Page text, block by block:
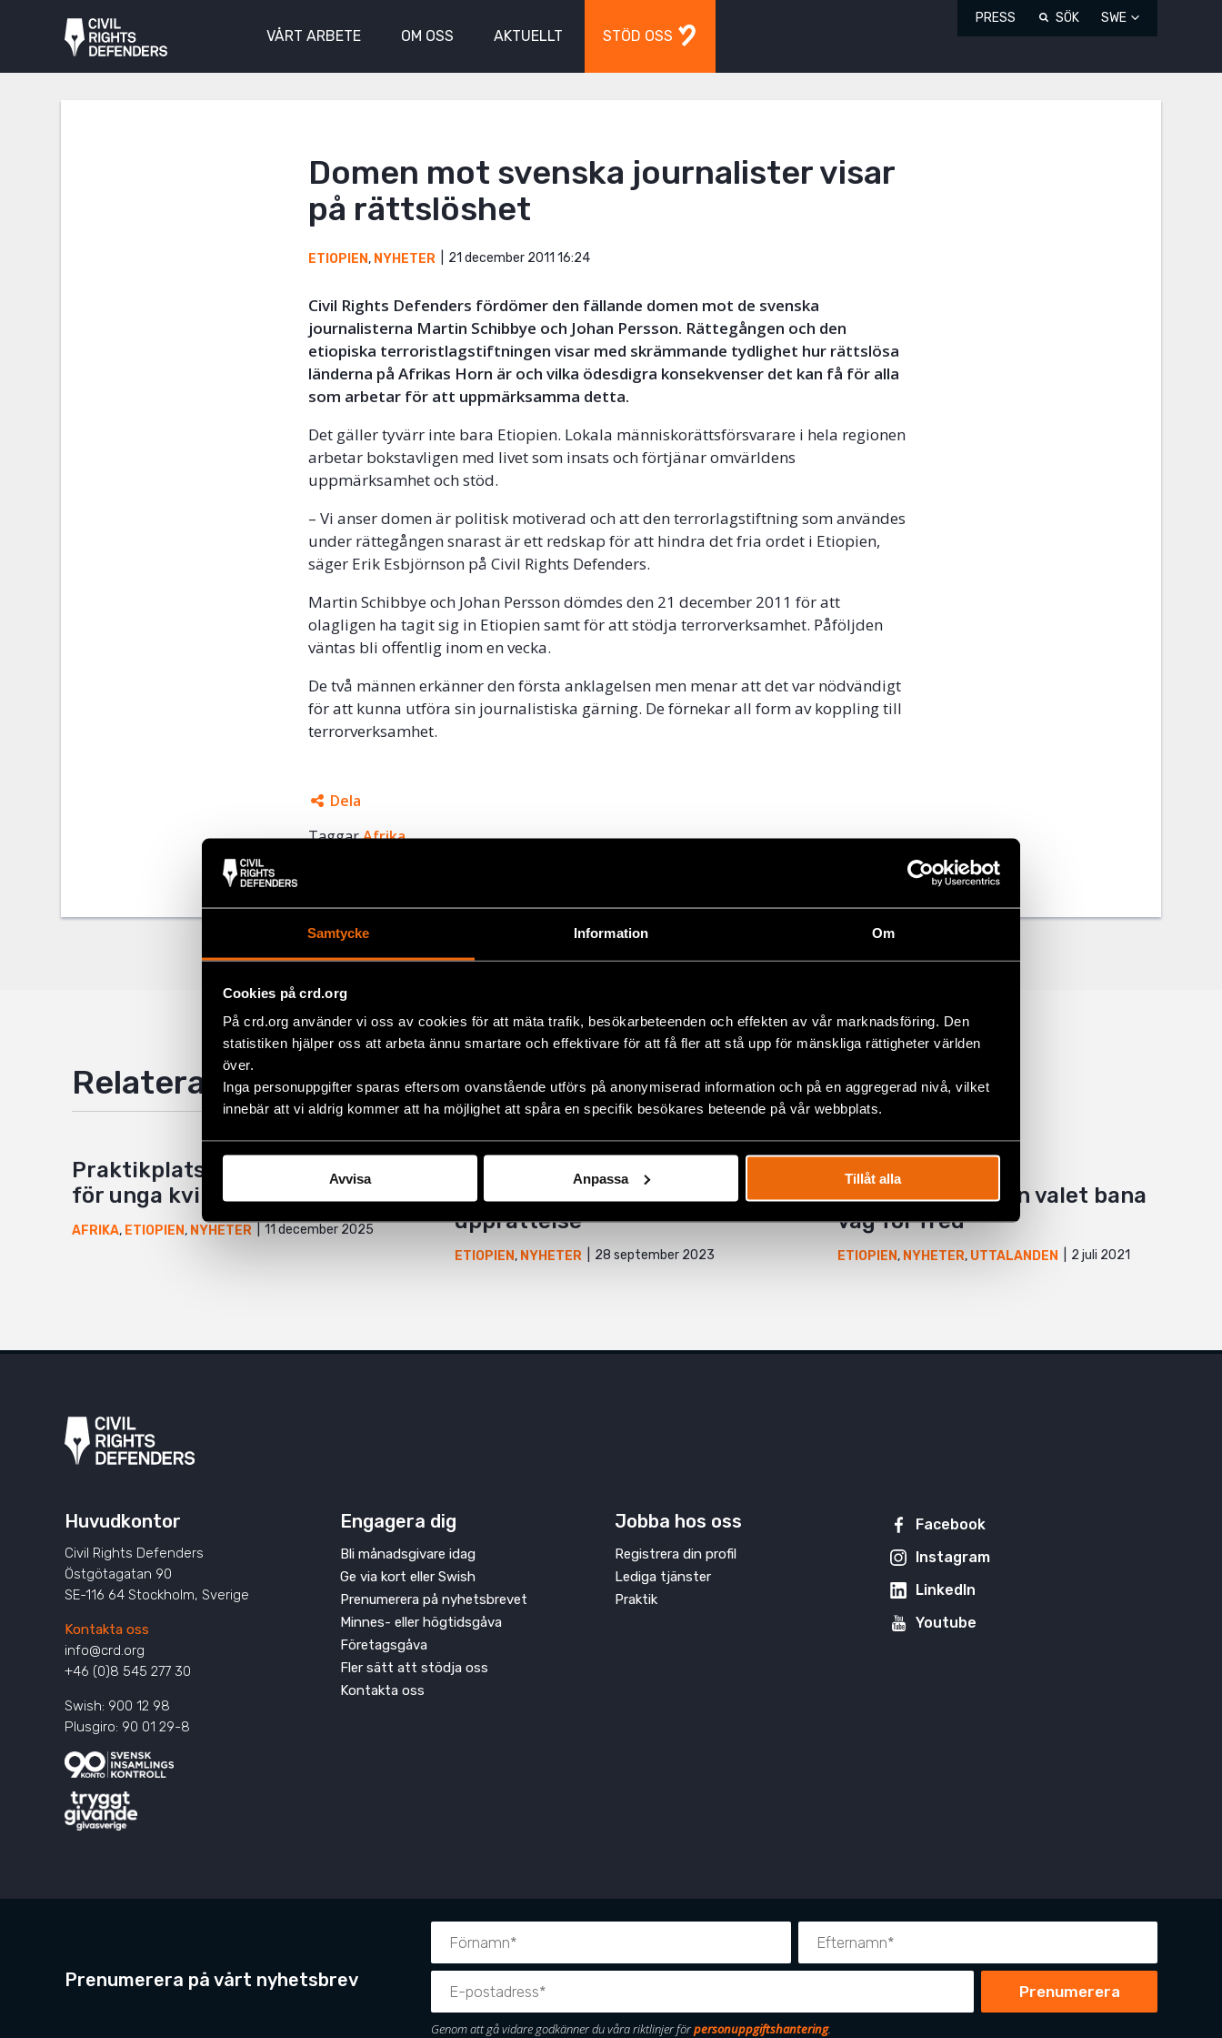
Samtycke Information Om
Cookies på crd.org
På crd.org använder vi oss av cookies för att mäta trafik, besökarbeteenden och effekten av vår marknadsföring. Den
statistiken hjälper oss att arbeta ännu smartare och effektivare för att få fler att stå upp för mänskliga rättigheter världen
över.
Inga personuppgifter sparas eftersom ovanstående utförs på anonymiserad information och på en aggregerad nivå, vilket
innebär att vi aldrig kommer att ha möjlighet att spåra en specifik besökares beteende på vår webbplats.
Avvisa Anpassa Tillåt alla
VÅRT ARBETE OM OSS AKTUELLT STÖD OSS
PRESS SÖK SWE
Domen mot svenska journalister visar
på rättslöshet
ETIOPIEN, NYHETER 21 december 2011 16:24
Civil Rights Defenders fördömer den fällande domen mot de svenska
journalisterna Martin Schibbye och Johan Persson. Rättegången och den
etiopiska terroristlagstiftningen visar med skrämmande tydlighet hur rättslösa
länderna på Afrikas Horn är och vilka ödesdigra konsekvenser det kan få för alla
som arbetar för att uppmärksamma detta.
Det gäller tyvärr inte bara Etiopien. Lokala människorättsförsvarare i hela regionen
arbetar bokstavligen med livet som insats och förtjänar omvärldens
uppmärksamhet och stöd.
– Vi anser domen är politisk motiverad och att den terrorlagstiftning som användes
under rättegången snarast är ett redskap för att hindra det fria ordet i Etiopien,
säger Erik Esbjörnson på Civil Rights Defenders.
Martin Schibbye och Johan Persson dömdes den 21 december 2011 för att
olagligen ha tagit sig in Etiopien samt för att stödja terrorverksamhet. Påföljden
väntas bli offentlig inom en vecka.
De två männen erkänner den första anklagelsen men menar att det var nödvändigt
för att kunna utföra sin journalistiska gärning. De förnekar all form av koppling till
terrorverksamhet.
Dela
Facebook
Google+
Mail
TaggarAfrika
Relaterade artiklar
Praktikplatser öppnar dörrar
för unga kvinnor i Etiopien
AFRIKA, ETIOPIEN , NYHETER 11 december 2025
Han överlevde fängelset
Ogaden: ”Vi måste få
upprättelse”
ETIOPIEN , NYHETER 28 september 2023
Låt den positiva
utvecklingen från valet bana
väg för fred
ETIOPIEN , NYHETER, UTTALANDEN 2 juli 2021
Huvudkontor
Civil Rights Defenders
Östgötagatan 90
SE-116 64 Stockholm, Sverige
Kontakta oss
info@crd.org
+46 (0)8 545 277 30
Swish: 900 12 98
Plusgiro: 90 01 29-8
Engagera dig
Bli månadsgivare idag
Ge via kort eller Swish
Prenumerera på nyhetsbrevet
Minnes- eller högtidsgåva
Företagsgåva
Fler sätt att stödja oss
Kontakta oss
Jobba hos oss
Registrera din profil
Lediga tjänster
Praktik
Facebook
Instagram
LinkedIn
Youtube
Prenumerera på vårt nyhetsbrev
Genom att gå vidare godkänner du våra riktlinjer förpersonuppgiftshantering.